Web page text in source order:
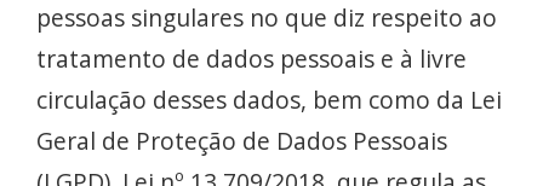
pessoas singulares no que diz respeito ao
tratamento de dados pessoais e à livre
circulação desses dados, bem como da Lei
Geral de Proteção de Dados Pessoais